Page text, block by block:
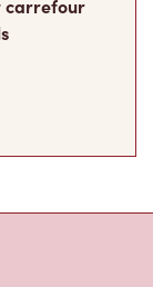
carrefour